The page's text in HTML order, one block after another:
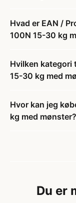
Hvad er EAN /
100N 15-30 kg
Hvilken kategori
15-30 kg med
Hvor kan jeg
kg med mønster?
Du er